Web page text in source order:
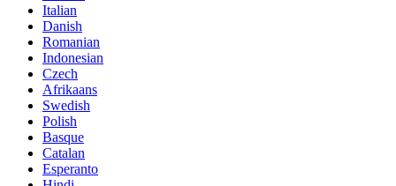
Italian
Danish
Romanian
Indonesian
Czech
Afrikaans
Swedish
Polish
Basque
Catalan
Esperanto